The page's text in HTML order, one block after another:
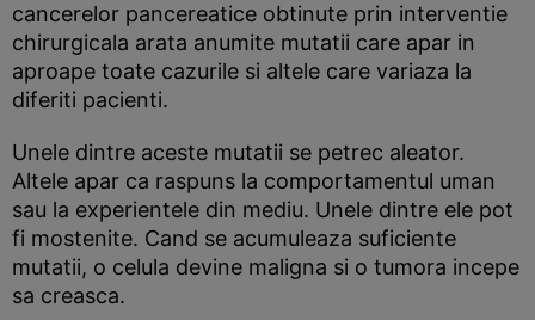
cancerelor pancereatice obtinute prin interventie
chirurgicala arata anumite mutatii care apar in
aproape toate cazurile si altele care variaza la
diferiti pacienti.
Unele dintre aceste mutatii se petrec aleator.
Altele apar ca raspuns la comportamentul uman
sau la experientele din mediu. Unele dintre ele pot
fi mostenite. Cand se acumuleaza suficiente
mutatii, o celula devine maligna si o tumora incepe
sa creasca.